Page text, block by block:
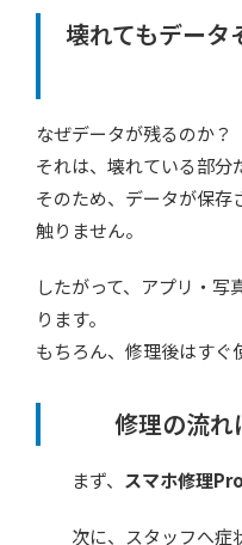
壊れてもデータ
なぜデータが残るのか？
それは、壊れている部分
そのため、データが保存
触りません。
したがって、アプリ・
ります。
もちろん、修理後はすぐ
修理の流れ
まず、 スマホ修理
次に、スタッフへ症